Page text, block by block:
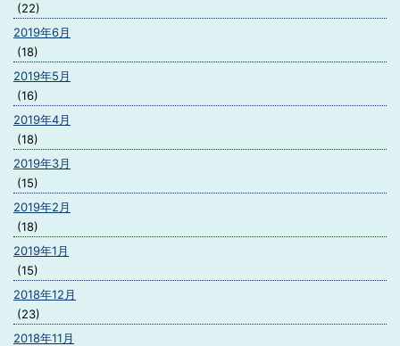
(22)
2019年6月
(18)
2019年5月
(16)
2019年4月
(18)
2019年3月
(15)
2019年2月
(18)
2019年1月
(15)
2018年12月
(23)
2018年11月